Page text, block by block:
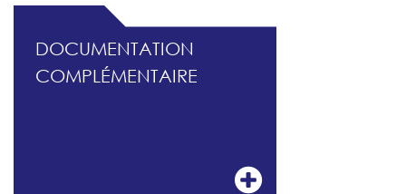
DOCUMENTATION
COMPLÉMENTAIRE